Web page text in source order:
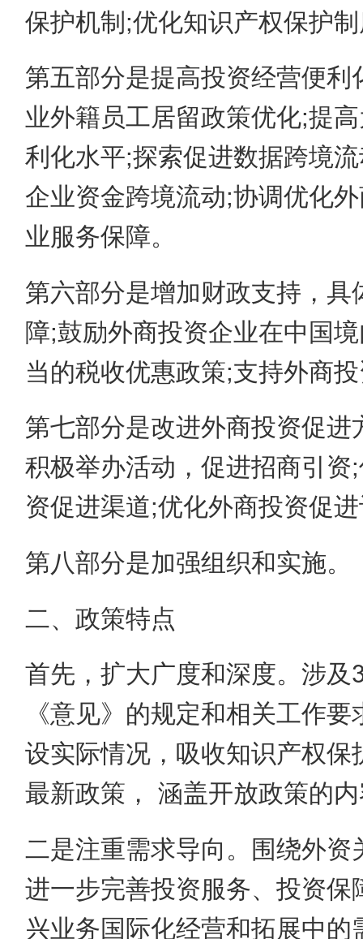
保护机制;优化知识产权保护
第五部分是提高投资经营便
业外籍员工居留政策优化;提
利化水平;探索促进数据跨境
企业资金跨境流动;协调优化
业服务保障。
第六部分是增加财政支持，
障;鼓励外商投资企业在中国
当的税收优惠政策;支持外商
第七部分是改进外商投资促
积极举办活动，促进招商引
资促进渠道;优化外商投资促
第八部分是加强组织和实施。
二、政策特点
首先，扩大广度和深度。涉
《意见》的规定和相关工作
设实际情况，吸收知识产权
最新政策， 涵盖开放政策的
二是注重需求导向。围绕外
进一步完善投资服务、投资
兴业务国际化经营和拓展中